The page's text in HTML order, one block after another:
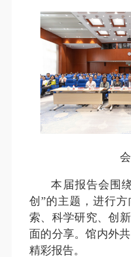
本届报告会围
创”的主题，进行方
索、科学研究、创
面的分享。馆内外
精彩报告。